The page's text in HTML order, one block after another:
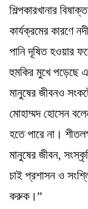
শিল্পকারখানার
কার্যক্রমের কারণে
পানি দূষিত হওয়ার
হুমকির মুখে পড়েছে
মানুষের জীবনও
মোহাম্মদ হোসেন
হতে পারে না।
মানুষের জীবন,
চাই প্রশাসন ও
করুক।”